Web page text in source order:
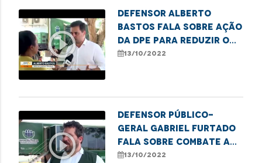
play_circle_outline
Defensor Alberto
Bastos fala sobre ação
da DPE para reduzir o
sub-registro civil em
13/10/2022
play_circle_outline
Defensor público-
geral Gabriel Furtado
fala sobre combate ao
sub-registro no
13/10/2022